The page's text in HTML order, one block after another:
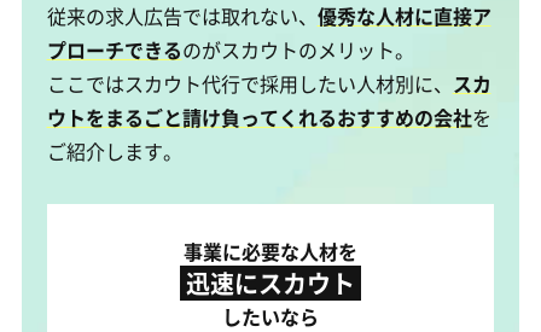
従来の求人広告では取れない、 優秀な人材に直接ア
プローチできるのがスカウトのメリット。
ここではスカウト代行で採用したい人材別に、 スカ
ウトをまるごと請け負ってくれるおすすめの会社を
ご紹介します。
事業に必要な人材を
迅速にスカウト
したいなら